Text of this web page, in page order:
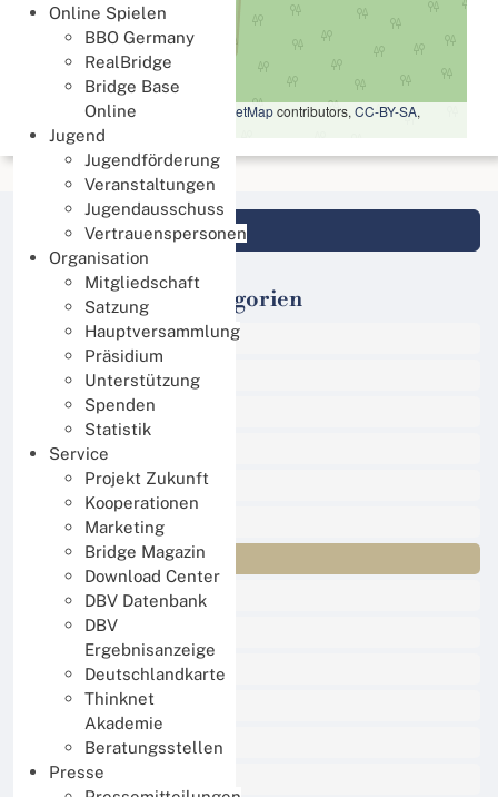
Online Spielen
BBO Germany
RealBridge
Bridge Base
Online
Jugend
Jugendförderung
Veranstaltungen
Jugendausschuss
Vertrauenspersonen
Organisation
Mitgliedschaft
Satzung
Hauptversammlung
Präsidium
Unterstützung
Spenden
Statistik
Service
Projekt Zukunft
Kooperationen
Marketing
Bridge Magazin
Download Center
DBV Datenbank
DBV
Ergebnisanzeige
Deutschlandkarte
Thinknet
Akademie
Beratungsstellen
Presse
Leaflet|Map data © OpenStreetMapcontributors, CC-BY-SA,
Imagery ©Mapbox
Login DBV Datenbank
Veranstaltungs-Kategorien
Alle Termine
Sport
Events
Online Turniere
Jugend
Regional
International
DBV Training
Damen Training
BBO Unterricht
Thinknet für Mitglieder
Thinknet für Ausbilder
Thinknet für Turnierleiter